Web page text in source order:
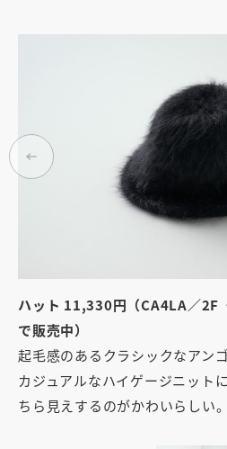
ハット 11,330円（CA4LA／2F
で販売中）
起毛感のあるクラシックなアン
カジュアルなハイゲージニット
ちら見えするのがかわいらしい。